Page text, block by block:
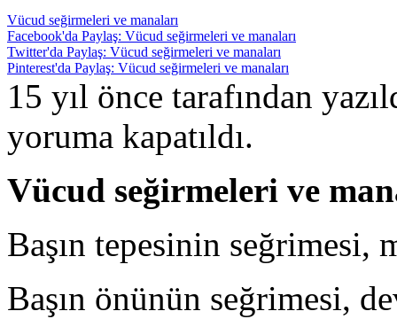
Vücud seğirmeleri ve manaları
Facebook'da Paylaş: Vücud seğirmeleri ve manaları
Twitter'da Paylaş: Vücud seğirmeleri ve manaları
Pinterest'da Paylaş: Vücud seğirmeleri ve manaları
15 yıl önce tarafından
yoruma kapatıldı.
Vücud seğirmeleri ve
Başın tepesinin seğrimesi,
Başın önünün seğrimesi,